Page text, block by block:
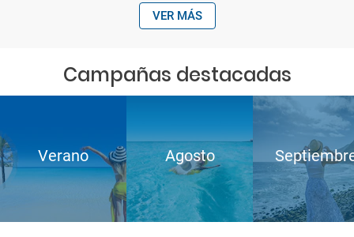
VER MÁS
Campañas destacadas
Verano Agosto